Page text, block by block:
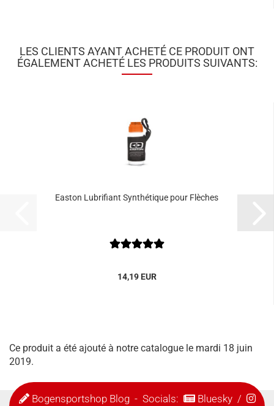
LES CLIENTS AYANT ACHETÉ CE PRODUIT ONT
ÉGALEMENT ACHETÉ LES PRODUITS SUIVANTS:
Easton Lubrifiant Synthétique pour Flèches
14,19 EUR
Ce produit a été ajouté à notre catalogue le mardi 18 juin
2019.
Bogensportshop Blog- Socials: Bluesky/